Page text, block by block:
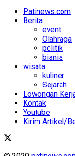
Patinews.com
Berita
event
Olahraga
politik
bisnis
wisata
kuliner
Sejarah
Lowongan
Kontak
Youtube
Kirim Artikel/